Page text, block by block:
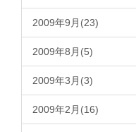
2009年9月(23)
2009年8月(5)
2009年3月(3)
2009年2月(16)